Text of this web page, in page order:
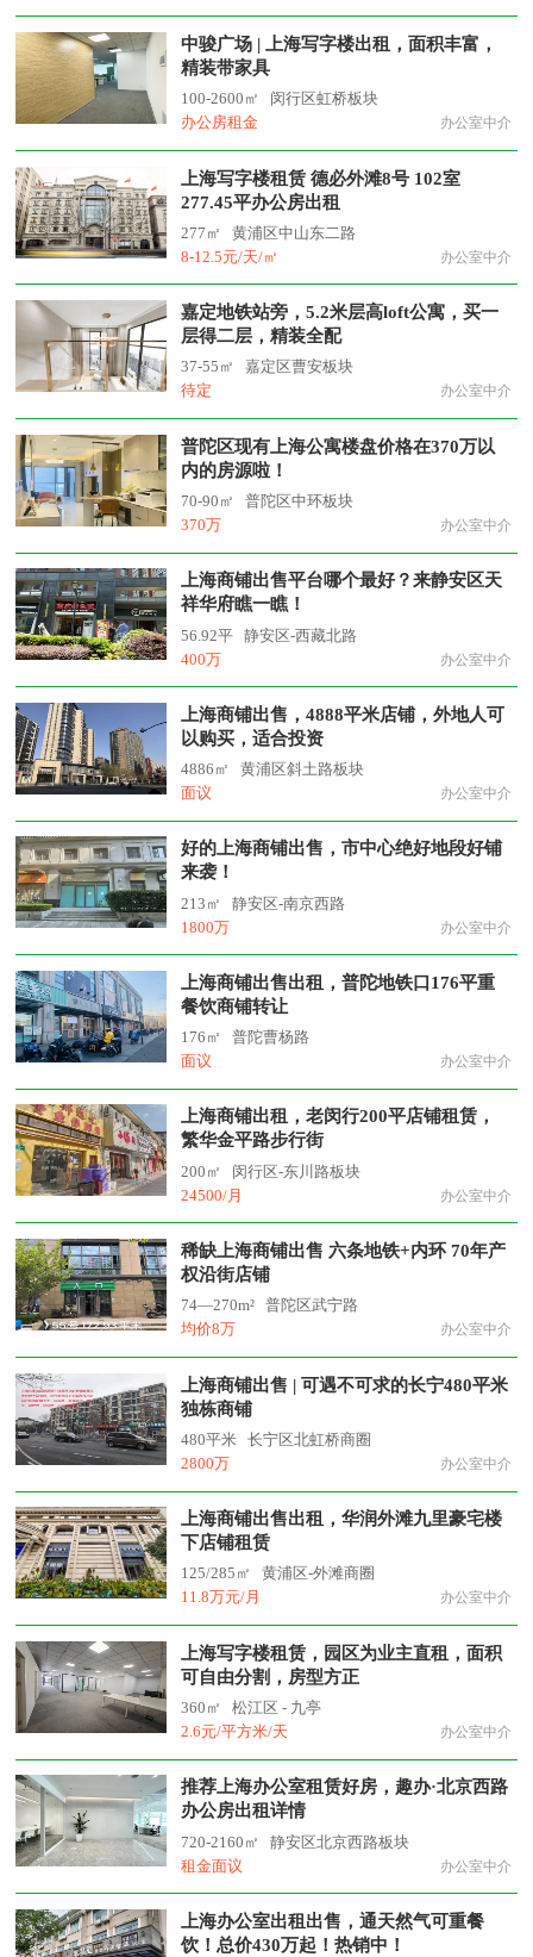
中骏广场 | 上海写字楼出租，面积丰富，
精装带家具
100-2600㎡
闵行区虹桥板块
办公房租金
办公室中介
上海写字楼租赁 德必外滩8号 102室
277.45平办公房出租
277㎡
黄浦区中山东二路
8-12.5元/天/㎡
办公室中介
嘉定地铁站旁，5.2米层高loft公寓，买一
层得二层，精装全配
37-55㎡
嘉定区曹安板块
待定
办公室中介
普陀区现有上海公寓楼盘价格在370万以
内的房源啦！
70-90㎡
普陀区中环板块
370万
办公室中介
上海商铺出售平台哪个最好？来静安区天
祥华府瞧一瞧！
56.92平 静安区-西藏北路
400万
办公室中介
上海商铺出售，4888平米店铺，外地人可
以购买，适合投资
4886㎡
黄浦区斜土路板块
面议
办公室中介
好的上海商铺出售，市中心绝好地段好铺
来袭！
213㎡
静安区-南京西路
1800万
办公室中介
上海商铺出售出租，普陀地铁口176平重
餐饮商铺转让
176㎡
普陀曹杨路
面议
办公室中介
上海商铺出租，老闵行200平店铺租赁，
繁华金平路步行街
200㎡
闵行区-东川路板块
24500/月
办公室中介
稀缺上海商铺出售 六条地铁+内环 70年产
权沿街店铺
74—270m² 普陀区武宁路
均价8万
办公室中介
上海商铺出售 | 可遇不可求的长宁480平米
独栋商铺
480平米 长宁区北虹桥商圈
2800万
办公室中介
上海商铺出售出租，华润外滩九里豪宅楼
下店铺租赁
125/285㎡
黄浦区-外滩商圈
11.8万元/月
办公室中介
上海写字楼租赁，园区为业主直租，面积
可自由分割，房型方正
360㎡
松江区 - 九亭
2.6元/平方米/天
办公室中介
推荐上海办公室租赁好房，趣办·北京西路
办公房出租详情
720-2160㎡
静安区北京西路板块
租金面议
办公室中介
上海办公室出租出售，通天然气可重餐
饮！总价430万起！热销中！